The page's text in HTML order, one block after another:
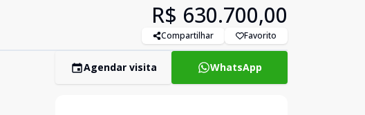
R$ 630.700,00
Compartilhar Favorito
Agendar visita WhatsApp